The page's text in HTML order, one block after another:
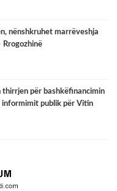
nënshkruhet marrëveshja
Rrogozhinë
thirrjen për bashkëfinancimin
informimit publik për Vitin